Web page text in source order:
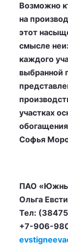
Возможно
на
этот
смысле
каждого
выбранной
участках
Софья
ПАО
Ольга
Тел:
+7-906-